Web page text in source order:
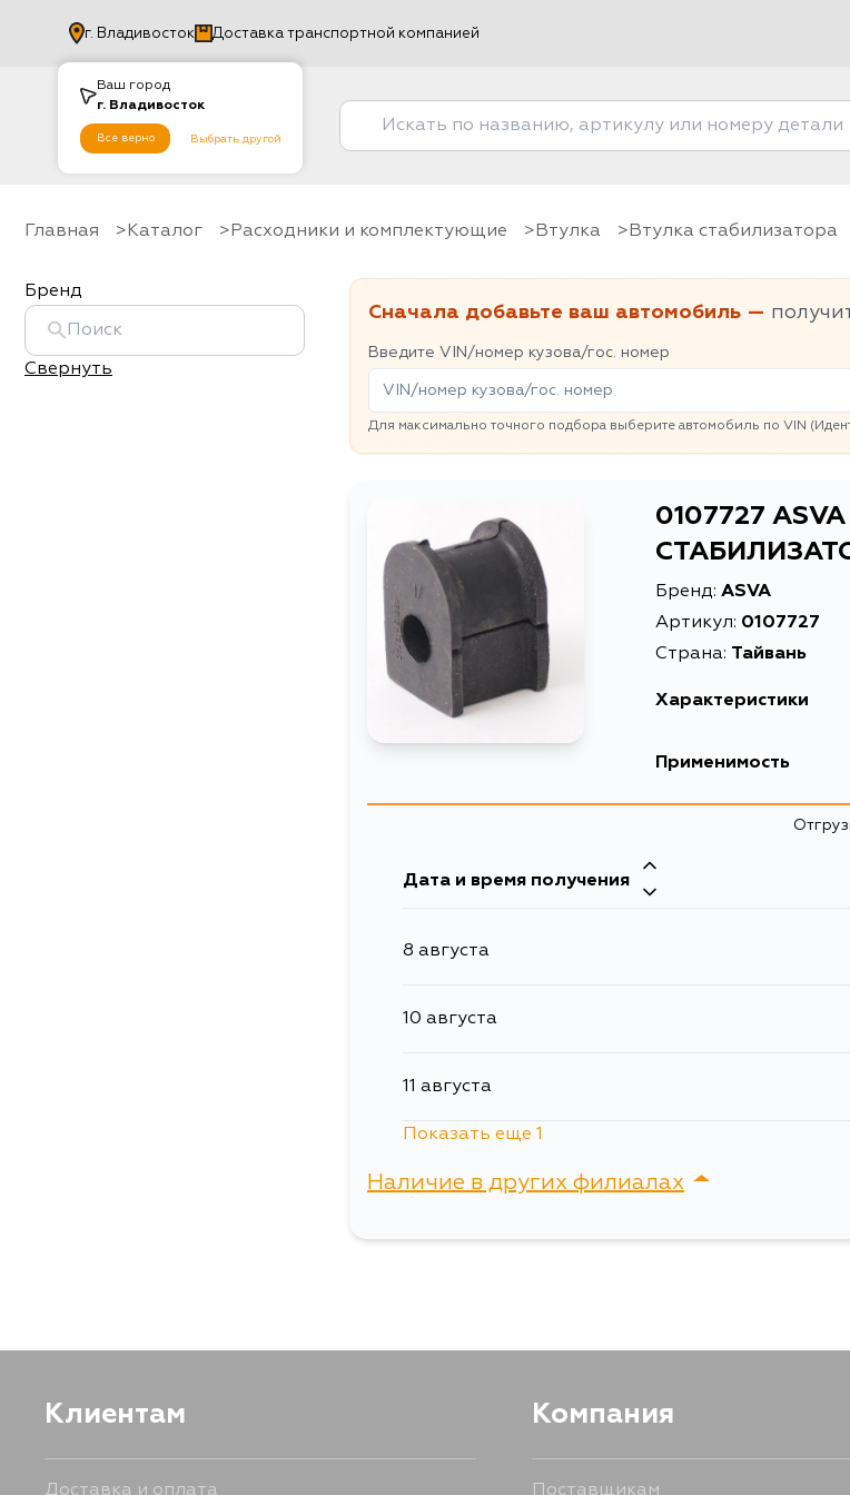
Ваш город
г. Владивосток
Все верно Выбрать другой
г. Владивосток Доставка транспортной компанией
Главная Каталог Расходники и комплектующие Втулка Втулка стабилизатора
Бренд
Свернуть
Сначала добавьте ваш автомобиль —
Введите VIN/номер кузова/гос. номер
Для максимально точного подбора выберите автомобиль по VIN
0107727
Бренд: ASVA
Артикул: 0107727
Страна: Тайвань
Характеристики
Масса, кг
Применимость
Дата и время получения
8 августа
10 августа
11 августа
Показать еще 1
Наличие в других филиалах
Клиентам
Доставка и оплата
Компания
Поставщикам